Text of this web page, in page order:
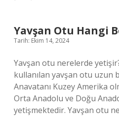
Yavşan Otu Hangi
Tarih: Ekim 14, 2024
Yavşan otu nerelerde
kullanılan yavşan otu uzun
Anavatanı Kuzey Amerika
Orta Anadolu ve Doğu
yetişmektedir. Yavşan otu